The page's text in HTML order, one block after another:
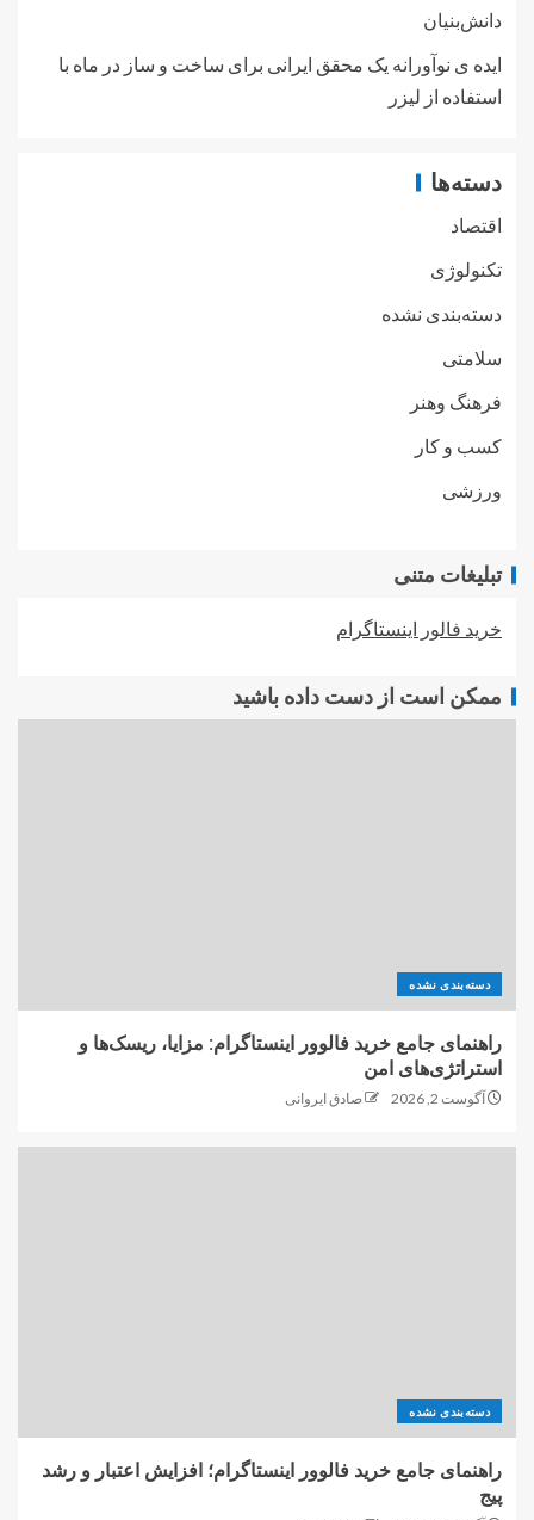
دانش‌بنیان
ایده ی نوآورانه یک محقق ایرانی برای ساخت و ساز در ماه با
استفاده از لیزر
دسته‌ها
اقتصاد
تکنولوژی
دسته‌بندی نشده
سلامتی
فرهنگ وهنر
کسب و کار
ورزشی
تبلیغات متنی
خرید فالور اینستاگرام
ممکن است از دست داده باشید
دسته‌بندی نشده
راهنمای جامع خرید فالوور اینستاگرام: مزایا، ریسک‌ها و
استراتژی‌های امن
آگوست 2, 2026 صادق ایروانی
دسته‌بندی نشده
راهنمای جامع خرید فالوور اینستاگرام؛ افزایش اعتبار و رشد
پیج